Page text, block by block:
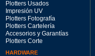
Plotters Usados
Impresión UV
Plotters Fotografía
Plotters Cartelería
Accesorios y Garantías
Plotters Corte
HARDWARE